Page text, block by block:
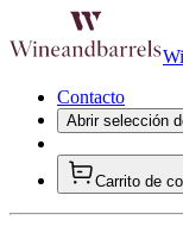
Contacto
Abrir selección
Carrito de